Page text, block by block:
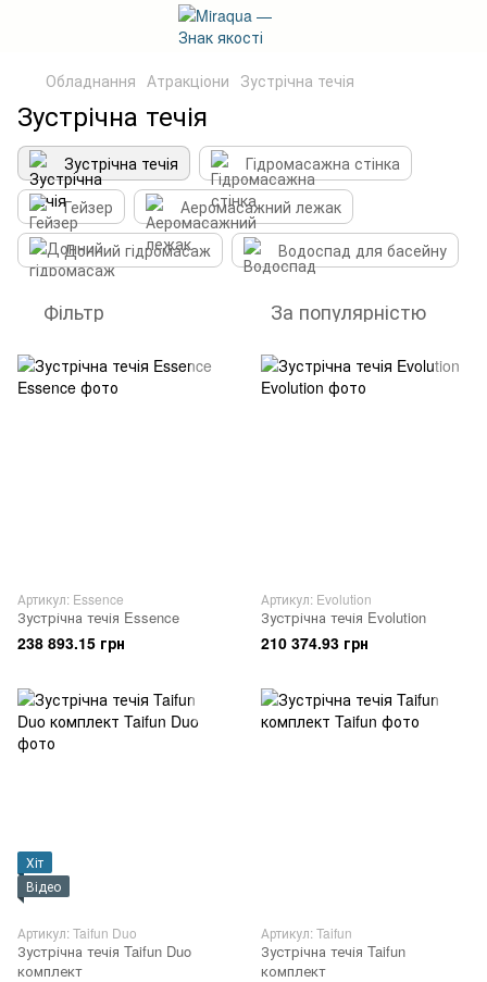
Обладнання Атракціони Зустрічна течія
Зустрічна течія
Зустрічна течія
Гідромасажна стінка
Гейзер
Аеромасажний лежак
Донний гідромасаж
Водоспад для басейну
Фільтр За популярністю
Артикул: Essence
Зустрічна течія Essence
238 893.15 грн
Артикул: Evolution
Зустрічна течія Evolution
210 374.93 грн
Хіт
Відео
Артикул: Taifun Duo
Зустрічна течія Taifun Duo
комплект
Артикул: Taifun
Зустрічна течія Taifun
комплект